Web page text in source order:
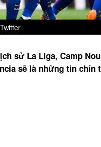
sử La Liga, Camp
sẽ là những tin chín